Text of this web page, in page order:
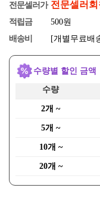
전문셀러가 전문셀러
적립금
500원
배송비
[개별무료배
수량별 할인 금액
수량
2개 ~
5개 ~
10개 ~
20개 ~